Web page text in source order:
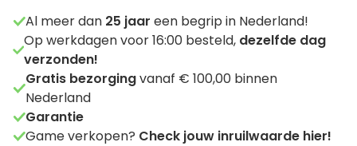
Al meer dan 25 jaar een begrip in Nederland!
Op werkdagen voor 16:00 besteld, dezelfde dag
verzonden!
Gratis bezorgingvanaf € 100,00 binnen
Nederland
Garantie
Game verkopen? Check jouw inruilwaarde hier!